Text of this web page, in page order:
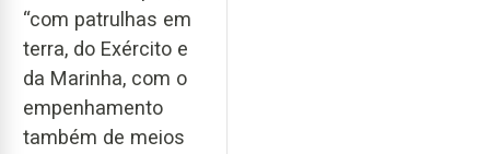
“com patrulhas em
terra, do Exército e
da Marinha, com o
empenhamento
também de meios